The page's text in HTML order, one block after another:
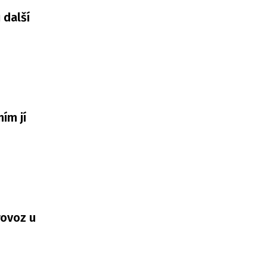
další
jí
u